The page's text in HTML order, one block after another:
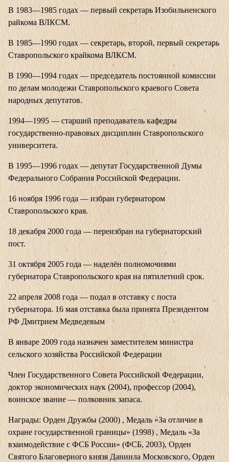
В 1983—1985 годах — первый секретарь Изобильненского
райкома ВЛКСМ.
В 1985—1990 годах — секретарь, второй, первый секретарь
Ставропольского крайкома ВЛКСМ.
В 1990—1994 годах — председатель постоянной комиссии
по делам молодежи Ставропольского краевого Совета
народных депутатов.
1994—1995 — старший преподаватель кафедры
государственно-правовых дисциплин Ставропольского
университета.
В 1995—1996 годах — депутат Государственной Думы
Федерального Собрания Российской Федерации.
16 ноября 1996 года — избран губернатором
Ставропольского края.
18 декабря 2000 года — переизбран на губернаторский
пост.
31 октября 2005 года — наделён полномочиями
губернатора Ставропольского края на пятилетний срок.
22 апреля 2008 года — подал в отставку с поста
губернатора. 16 мая отставка была принята Президентом
РФ Дмитрием Медведевым
В январе 2009 года назначен заместителем министра
сельского хозяйства Российской Федерации
Член Государственного Совета Российской Федерации,
доктор экономических наук (2004), профессор (2004),
воинское звание — полковник запаса.
Награды: Орден Дружбы (2000) , Медаль «За отличие в
охране государственной границы» (1998) , Медаль «За
взаимодействие с ФСБ России» (ФСБ, 2003), Орден
Святого Благоверного князя Даниила Московского, Орден